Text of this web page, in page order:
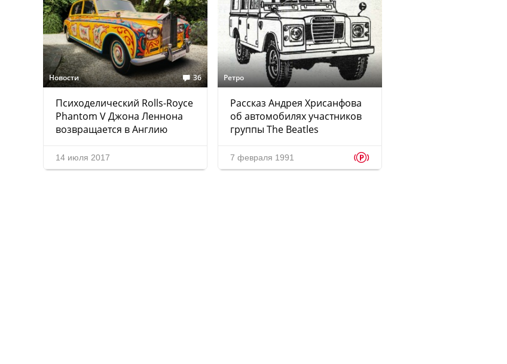
Новости 36
Психоделический Rolls-Royce
Phantom V Джона Леннона
возвращается в Англию
14 июля 2017
Ретро
Рассказ Андрея Хрисанфова
об автомобилях участников
группы The Beatles
7 февраля 1991 p